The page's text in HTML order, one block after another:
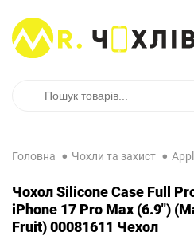
Головна Чохли та захист
Чохол Silicone Case Full
iPhone 17 Pro Max (6.9")
Fruit) 00081611 Чехол